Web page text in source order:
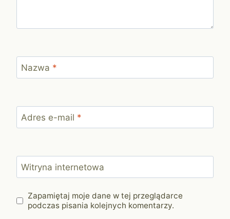
Nazwa *
Adres e-mail *
Witryna internetowa
Zapamiętaj moje dane w tej przeglądarce
podczas pisania kolejnych komentarzy.